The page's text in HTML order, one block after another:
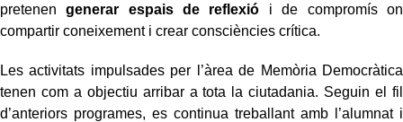
pretenengenerar espais de reflexió i de compromís on
compartir coneixement i crear consciències crítica.
Les activitats impulsades per l’àrea de Memòria Democràtica
tenen com a objectiu arribar a tota la ciutadania. Seguin el fil
d’anteriors programes, es continua treballant amb l’alumnat i